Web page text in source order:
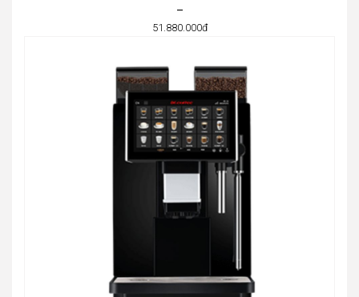
–
51.880.000đ
48.780.000đ
51.880.000đ